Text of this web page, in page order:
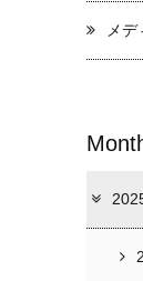
メデ